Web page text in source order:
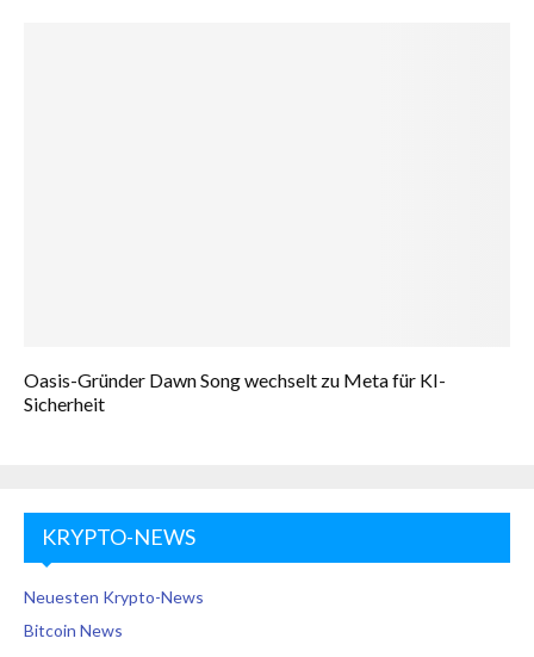
Oasis-Gründer Dawn Song wechselt zu Meta für KI-
Sicherheit
KRYPTO-NEWS
Neuesten Krypto-News
Bitcoin News